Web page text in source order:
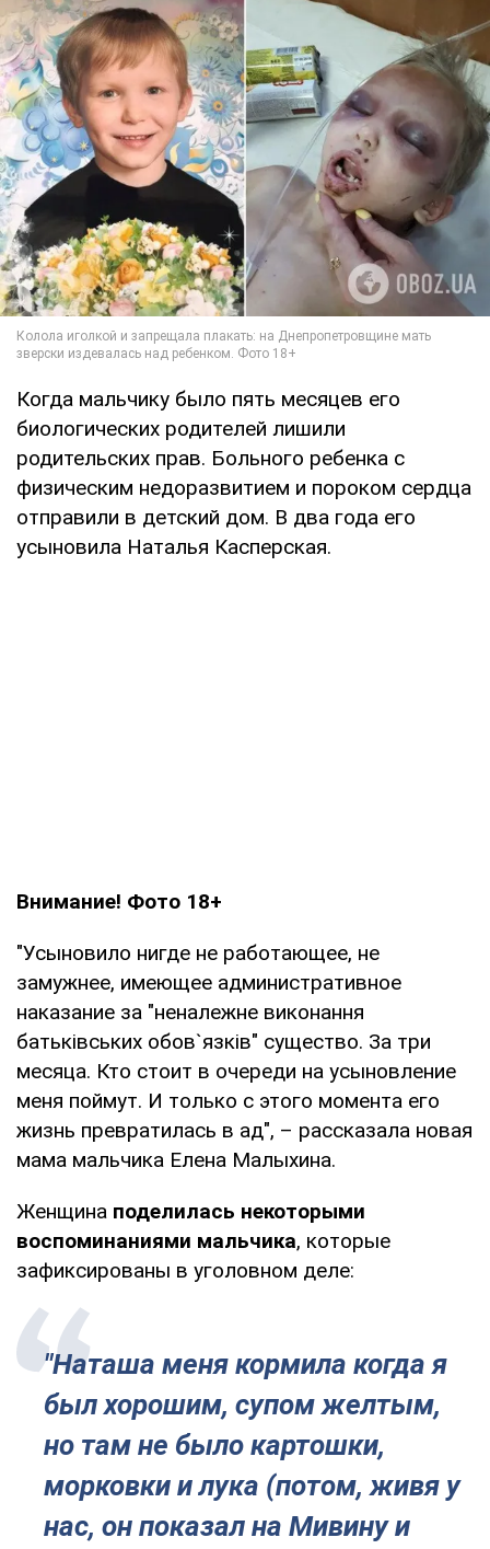
Когда мальчику было пять месяцев его
биологических родителей лишили
родительских прав. Больного ребенка с
физическим недоразвитием и пороком сердца
отправили в детский дом. В два года его
усыновила Наталья Касперская.
Внимание! Фото 18+
"Усыновило нигде не работающее, не
замужнее, имеющее административное
наказание за "неналежне виконання
батьківських обов`язків" существо. За три
месяца. Кто стоит в очереди на усыновление
меня поймут. И только с этого момента его
жизнь превратилась в ад", – рассказала новая
мама мальчика Елена Малыхина.
Женщина поделилась некоторыми
воспоминаниями мальчика, которые
зафиксированы в уголовном деле:
"Наташа меня кормила когда я
был хорошим, супом желтым,
но там не было картошки,
морковки и лука (потом, живя у
нас, он показал на Мивину и